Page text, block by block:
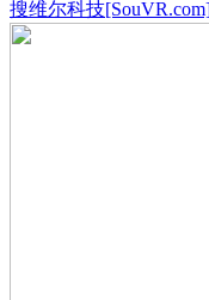
搜维尔科技